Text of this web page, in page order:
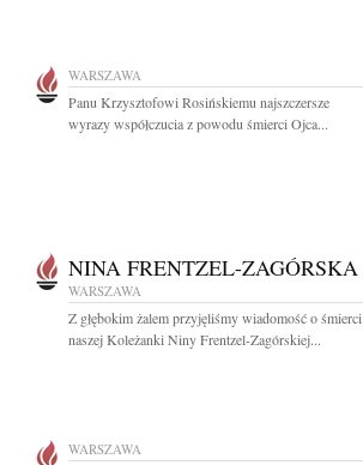
WARSZAWA
Panu Krzysztofowi Rosińskiemu najszczersze
wyrazy współczucia z powodu śmierci Ojca...
NINA FRENTZEL-ZAGÓRSKA
WARSZAWA
Z głębokim żalem przyjęliśmy wiadomość o śmierci
naszej Koleżanki Niny Frentzel-Zagórskiej...
WARSZAWA